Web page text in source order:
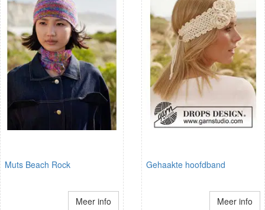
Muts Beach Rock
Meer info
Gehaakte hoofdband
Meer info